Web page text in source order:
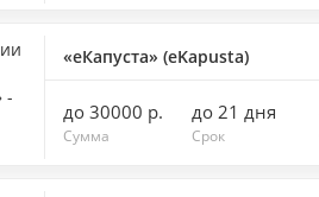
«еКапуста» (eKapusta)
до 30000 р.
Сумма
до 21 дня
Срок